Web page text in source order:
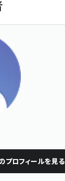
プロフィールを見る